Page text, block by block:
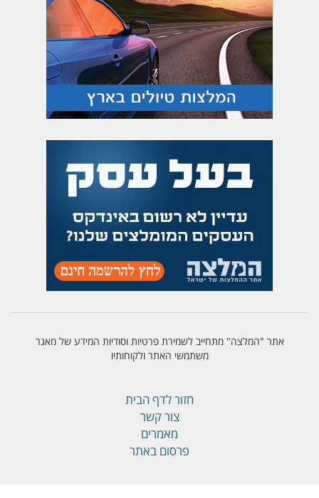
אתר "המלצה" מתחייב לשמירת פרטיות וסודיות המידע של מאגר
משתמשי האתר ולקוחותיו
חזור לדף הבית
צור קשר
מאמרים
פרסום באתר